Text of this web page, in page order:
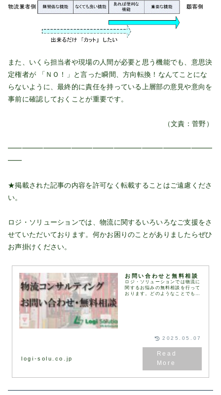
また、いくら担当者や現場の人間が必要と思う機能でも、意思決
定権者が 「ＮＯ！」と言った瞬間、方向転換！なんてことにな
らないように、最終的に責任を持っている上層部の意見や意向を
事前に確認しておくことが重要です。
（文責：菅野）
━━━━━━━━━━━━━━━━━━━━━━━━━━━━━
━━
★掲載された記事の内容を許可なく転載することはご遠慮くださ
い。
ロジ・ソリューションでは、物流に関するいろいろなご支援をさ
せていただいております。何かお困りのことがありましたらぜひ
お声掛けください。
お問い合わせと無料相談
ロジ・ソリューションでは物流に
関するお悩みの無料相談を行って
おります。どのようなことでもお
logi-solu.co.jp
2025.05.07